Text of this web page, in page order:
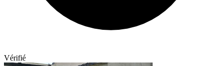
Vérifié